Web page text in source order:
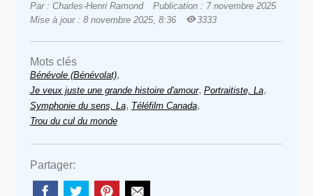
Par : Charles-Henri Ramond
Publication : 7 novembre 2025
Mise à jour : 8 novembre 2025, 8:36
3333
Mots clés
Bénévole (Bénévolat),
Je veux juste une grande histoire d'amour, Portraitiste, La,
Symphonie du sens, La, Téléfilm Canada,
Trou du cul du monde
Partager: